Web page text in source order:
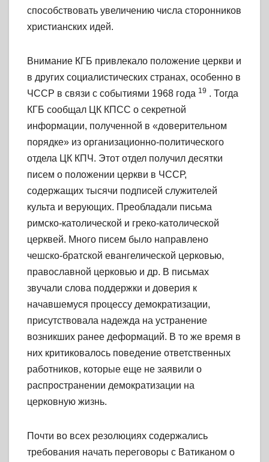
способствовать увеличению числа сторонников
христианских идей.
Внимание КГБ привлекало положение церкви и
в других социалистических странах, особенно в
ЧССР в связи с событиями 1968 года 19 . Тогда
КГБ сообщал ЦК КПСС о секретной
информации, полученной в «доверительном
порядке» из организационно-политического
отдела ЦК КПЧ. Этот отдел получил десятки
писем о положении церкви в ЧССР,
содержащих тысячи подписей служителей
культа и верующих. Преобладали письма
римско-католической и греко-католической
церквей. Много писем было направлено
чешско-братской евангелической церковью,
православной церковью и др. В письмах
звучали слова поддержки и доверия к
начавшемуся процессу демократизации,
присутствовала надежда на устранение
возникших ранее деформаций. В то же время в
них критиковалось поведение ответственных
работников, которые еще не заявили о
распространении демократизации на
церковную жизнь.
Почти во всех резолюциях содержались
требования начать переговоры с Ватиканом о